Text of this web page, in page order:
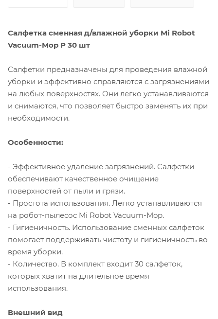
Салфетка сменная д/влажной уборки Mi Robot
Vacuum-Mop P 30 шт
Салфетки предназначены для проведения влажной
уборки и эффективно справляются с загрязнениями
на любых поверхностях. Они легко устанавливаются
и снимаются, что позволяет быстро заменять их при
необходимости.
Особенности:
- Эффективное удаление загрязнений. Салфетки
обеспечивают качественное очищение
поверхностей от пыли и грязи.
- Простота использования. Легко устанавливаются
на робот-пылесос Mi Robot Vacuum-Mop.
- Гигиеничность. Использование сменных салфеток
помогает поддерживать чистоту и гигиеничность во
время уборки.
- Количество. В комплект входит 30 салфеток,
которых хватит на длительное время
использования.
Внешний вид